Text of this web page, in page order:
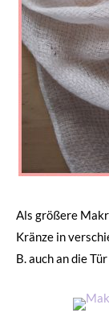
Als größere
Kränze in
B. auch an die